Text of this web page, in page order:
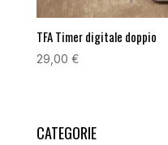
TFA Timer digitale doppio
29,00 €
CATEGORIE